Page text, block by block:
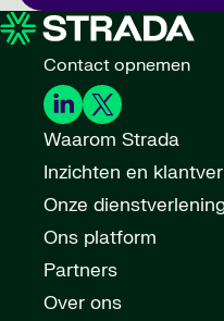
Contact opnemen
Waarom Strada
Inzichten en
Onze
Ons platform
Partners
Over ons